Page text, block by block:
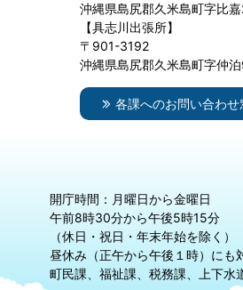
沖縄県島尻郡久米島町字比
【具志川出張所】
〒901-3192
沖縄県島尻郡久米島町字仲
各課へのお問い合わせ
開庁時間：月曜日から金曜日
午前8時30分から午後5時15分
（休日・祝日・年末年始を除く）
昼休み（正午から午後１時）にも
町民課、福祉課、税務課、上下水